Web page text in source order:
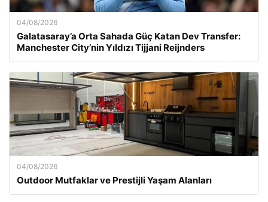
04/08/2026
Galatasaray’a Orta Sahada Güç Katan Dev Transfer:
Manchester City’nin Yıldızı Tijjani Reijnders
04/08/2026
Outdoor Mutfaklar ve Prestijli Yaşam Alanları